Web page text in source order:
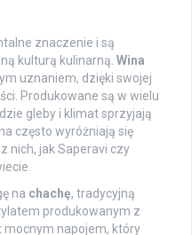
znaczenie i są
kulturą kulinarną. Wina
uznaniem, dzięki swojej
Produkowane są w wielu
gleby i klimat sprzyjają
często wyróżniają się
nich, jak Saperavi czy
na chachę, tradycyjną
produkowanym z
mocnym napojem, który